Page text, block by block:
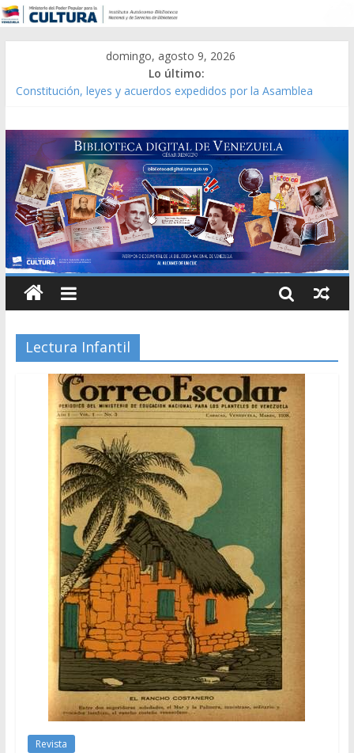
domingo, agosto 9, 2026
Lo último:
Constitución, leyes y acuerdos expedidos por la Asamblea
Modesta Bor Sánchez [material gráfico]
Gaceta Oficial de la República de Venezuela año CXXXIII Mes V,
Caracas 09 de marzo de 2006 N° 38.394
Catálogo temático de obras de Modesta Bor
Lectura Infantil
Revista